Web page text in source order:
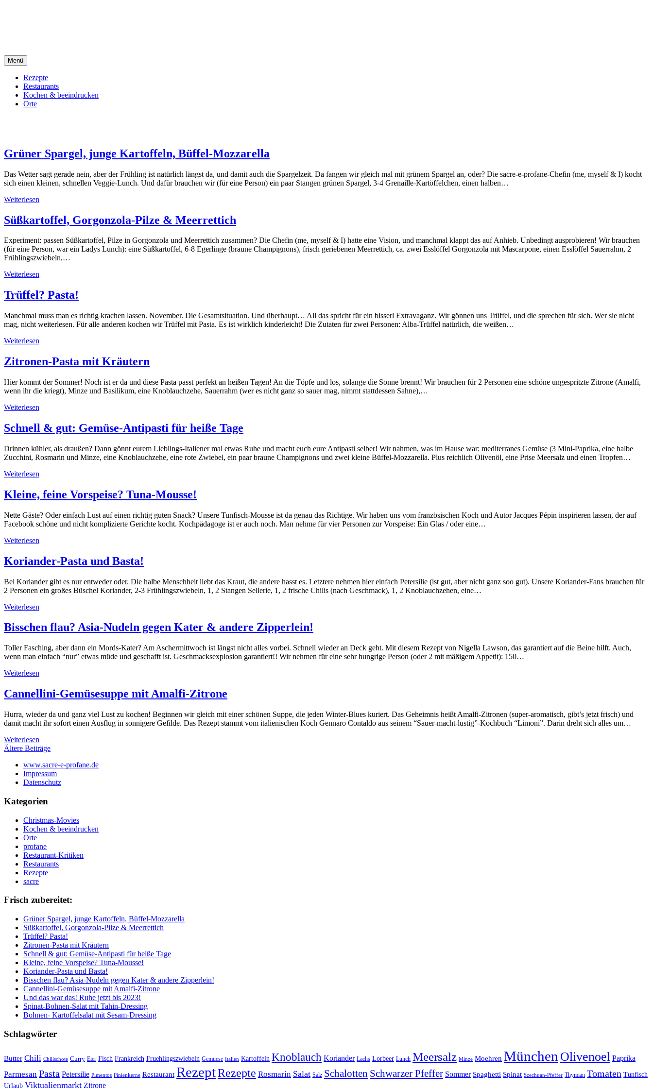
Menü
Rezepte
Restaurants
Kochen & beeindrucken
Orte
Grüner Spargel, junge Kartoffeln, Büffel-Mozzarella
Das Wetter sagt gerade nein, aber der Frühling ist natürlich längst da, und damit auch die Spargelzeit. Da fangen wir gleich mal mit grünem Spargel an, oder? Die sacre-e-profane-Chefin (me, myself & I) kocht
sich einen kleinen, schnellen Veggie-Lunch. Und dafür brauchen wir (für eine Person) ein paar Stangen grünen Spargel, 3-4 Grenaille-Kartöffelchen, einen halben…
Weiterlesen
Süßkartoffel, Gorgonzola-Pilze & Meerrettich
Experiment: passen Süßkartoffel, Pilze in Gorgonzola und Meerrettich zusammen? Die Chefin (me, myself & I) hatte eine Vision, und manchmal klappt das auf Anhieb. Unbedingt ausprobieren! Wir brauchen
(für eine Person, war ein Ladys Lunch): eine Süßkartoffel, 6-8 Egerlinge (braune Champignons), frisch geriebenen Meerrettich, ca. zwei Esslöffel Gorgonzola mit Mascarpone, einen Esslöffel Sauerrahm, 2
Frühlingszwiebeln,…
Weiterlesen
Trüffel? Pasta!
Manchmal muss man es richtig krachen lassen. November. Die Gesamtsituation. Und überhaupt… All das spricht für ein bisserl Extravaganz. Wir gönnen uns Trüffel, und die sprechen für sich. Wer sie nicht
mag, nicht weiterlesen. Für alle anderen kochen wir Trüffel mit Pasta. Es ist wirklich kinderleicht! Die Zutaten für zwei Personen: Alba-Trüffel natürlich, die weißen…
Weiterlesen
Zitronen-Pasta mit Kräutern
Hier kommt der Sommer! Noch ist er da und diese Pasta passt perfekt an heißen Tagen! An die Töpfe und los, solange die Sonne brennt! Wir brauchen für 2 Personen eine schöne ungespritzte Zitrone (Amalfi,
wenn ihr die kriegt), Minze und Basilikum, eine Knoblauchzehe, Sauerrahm (wer es nicht ganz so sauer mag, nimmt stattdessen Sahne),…
Weiterlesen
Schnell & gut: Gemüse-Antipasti für heiße Tage
Drinnen kühler, als draußen? Dann gönnt eurem Lieblings-Italiener mal etwas Ruhe und macht euch eure Antipasti selber! Wir nahmen, was im Hause war: mediterranes Gemüse (3 Mini-Paprika, eine halbe
Zucchini, Rosmarin und Minze, eine Knoblauchzehe, eine rote Zwiebel, ein paar braune Champignons und zwei kleine Büffel-Mozzarella. Plus reichlich Olivenöl, eine Prise Meersalz und einen Tropfen…
Weiterlesen
Kleine, feine Vorspeise? Tuna-Mousse!
Nette Gäste? Oder einfach Lust auf einen richtig guten Snack? Unsere Tunfisch-Mousse ist da genau das Richtige. Wir haben uns vom französischen Koch und Autor Jacques Pépin inspirieren lassen, der auf
Facebook schöne und nicht komplizierte Gerichte kocht. Kochpädagoge ist er auch noch. Man nehme für vier Personen zur Vorspeise: Ein Glas / oder eine…
Weiterlesen
Koriander-Pasta und Basta!
Bei Koriander gibt es nur entweder oder. Die halbe Menschheit liebt das Kraut, die andere hasst es. Letztere nehmen hier einfach Petersilie (ist gut, aber nicht ganz soo gut). Unsere Koriander-Fans brauchen für
2 Personen ein großes Büschel Koriander, 2-3 Frühlingszwiebeln, 1, 2 Stangen Sellerie, 1, 2 frische Chilis (nach Geschmack), 1, 2 Knoblauchzehen, eine…
Weiterlesen
Bisschen flau? Asia-Nudeln gegen Kater & andere Zipperlein!
Toller Fasching, aber dann ein Mords-Kater? Am Aschermittwoch ist längst nicht alles vorbei. Schnell wieder an Deck geht. Mit diesem Rezept von Nigella Lawson, das garantiert auf die Beine hilft. Auch,
wenn man einfach “nur” etwas müde und geschafft ist. Geschmacksexplosion garantiert!! Wir nehmen für eine sehr hungrige Person (oder 2 mit mäßigem Appetit): 150…
Weiterlesen
Cannellini-Gemüsesuppe mit Amalfi-Zitrone
Hurra, wieder da und ganz viel Lust zu kochen! Beginnen wir gleich mit einer schönen Suppe, die jeden Winter-Blues kuriert. Das Geheimnis heißt Amalfi-Zitronen (super-aromatisch, gibt’s jetzt frisch) und
damit macht ihr sofort einen Ausflug in sonnigere Gefilde. Das Rezept stammt vom italienischen Koch Gennaro Contaldo aus seinem “Sauer-macht-lustig”-Kochbuch “Limoni”. Darin dreht sich alles um…
Weiterlesen
Beitragsnavigation
Ältere Beiträge
www.sacre-e-profane.de
Impressum
Datenschutz
Kategorien
Christmas-Movies
Kochen & beeindrucken
Orte
profane
Restaurant-Kritiken
Restaurants
Rezepte
sacre
Frisch zubereitet:
Grüner Spargel, junge Kartoffeln, Büffel-Mozzarella
Süßkartoffel, Gorgonzola-Pilze & Meerrettich
Trüffel? Pasta!
Zitronen-Pasta mit Kräutern
Schnell & gut: Gemüse-Antipasti für heiße Tage
Kleine, feine Vorspeise? Tuna-Mousse!
Koriander-Pasta und Basta!
Bisschen flau? Asia-Nudeln gegen Kater & andere Zipperlein!
Cannellini-Gemüsesuppe mit Amalfi-Zitrone
Und das war das! Ruhe jetzt bis 2023!
Spinat-Bohnen-Salat mit Tahin-Dressing
Bohnen- Kartoffelsalat mit Sesam-Dressing
Schlagwörter
Butter Chili Chilischote Curry Eier Fisch Frankreich Fruehlingszwiebeln Gemuese Italien Kartoffeln Knoblauch Koriander Lachs Lorbeer Lunch Meersalz Minze Moehren München Olivenoel Paprika
Parmesan Pasta Petersilie Pimentos Pinienkerne Restaurant RezeptRezepte Rosmarin Salat Salz Schalotten Schwarzer Pfeffer Sommer Spaghetti Spinat Szechuan-Pfeffer Thymian Tomaten Tunfisch
Urlaub Viktualienmarkt Zitrone